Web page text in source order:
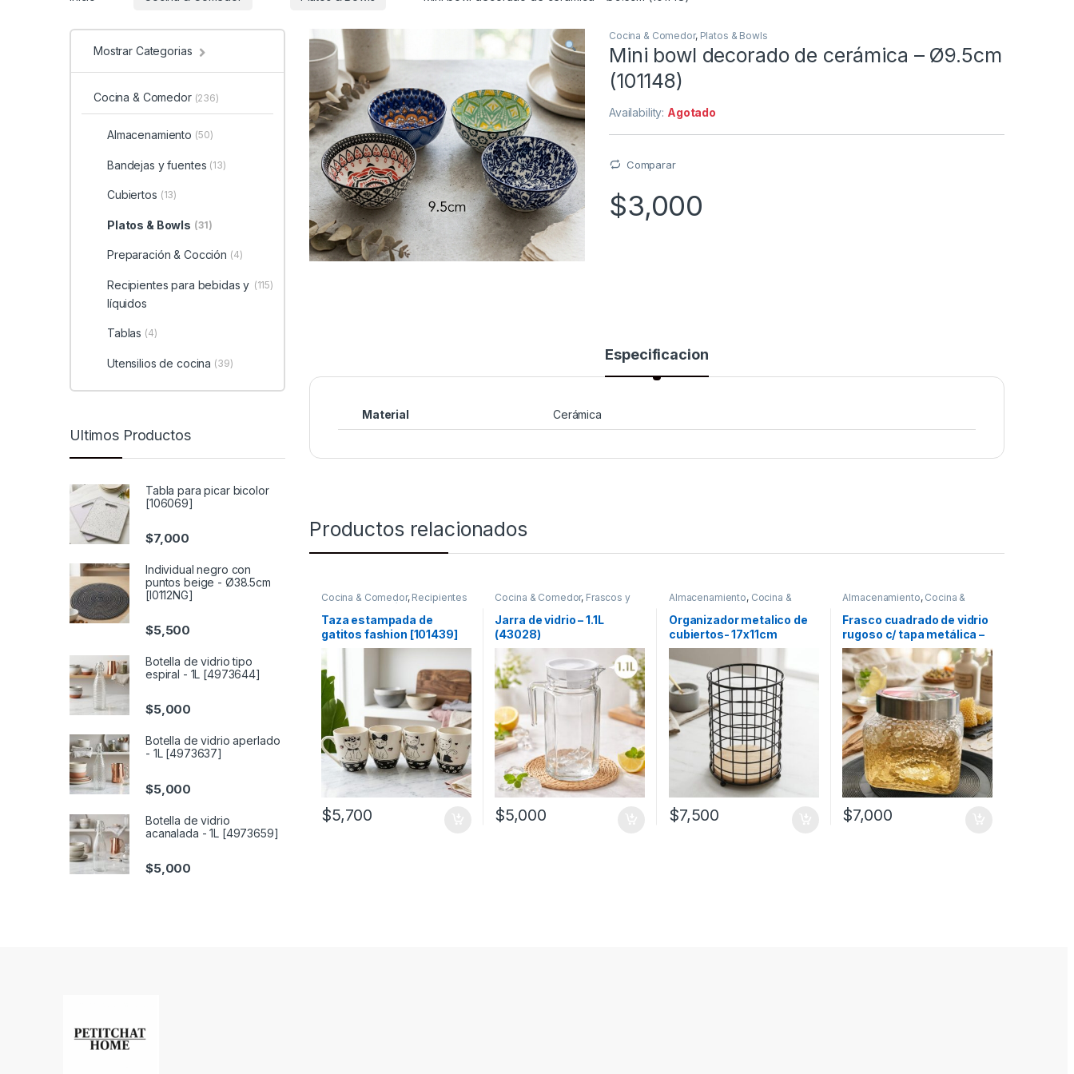
Cocina & Comedor, Platos & Bowls
Mini bowl decorado de cerámica – Ø9.5cm
(101148)
Availability: Agotado
Comparar
$3,000
Especificacion
Material Cerámica
Productos relacionados
Cocina & Comedor, Recipientes
para bebidas y líquidos
,Tazas
Taza estampada de
gatitos fashion [101439]
$5,700
Cocina & Comedor, Frascos y
bebidas y líquidos
Jarra de vidrio – 1.1L
(43028)
$5,000
Almacenamiento, Cocina &
Organizador metalico de
cubiertos- 17x11cm
(50476)
$7,500
Almacenamiento, Cocina &
Recipientes para bebidas y
líquidos
Frasco cuadrado de vidrio
rugoso c/ tapa metálica –
1.1L [A1131]
$7,000
Mostrar Categorias
Cocina & Comedor (236)
Almacenamiento (50)
Bandejas y fuentes (13)
Cubiertos (13)
Platos & Bowls (31)
Preparación & Cocción (4)
Recipientes para bebidas y
líquidos
(115)
Tablas (4)
Utensilios de cocina (39)
Ultimos Productos
Tabla para picar bicolor
[106069]
$7,000
Individual negro con
puntos beige - Ø38.5cm
[I0112NG]
$5,500
Botella de vidrio tipo
espiral - 1L [4973644]
$5,000
Botella de vidrio aperlado
- 1L [4973637]
$5,000
Botella de vidrio
acanalada - 1L [4973659]
$5,000